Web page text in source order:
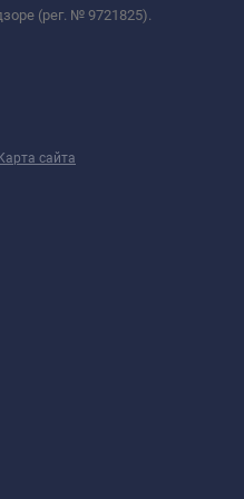
(рег. № 9721825).
Карта сайта